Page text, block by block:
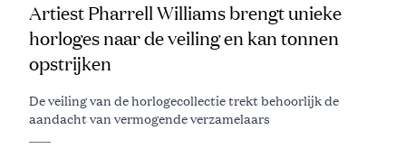
Artiest Pharrell Williams brengt unieke
horloges naar de veiling en kan tonnen
opstrijken
De veiling van de horlogecollectie trekt behoorlijk de
aandacht van vermogende verzamelaars